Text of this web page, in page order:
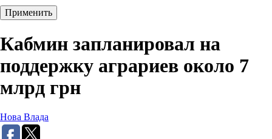
Кабмин запланировал на
поддержку аграриев около 7
млрд грн
Нова Влада